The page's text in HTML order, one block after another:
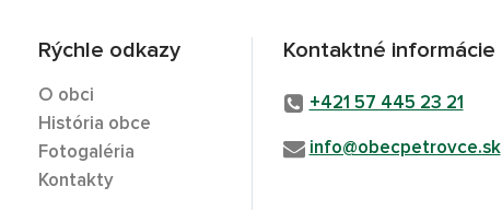
Rýchle odkazy
O obci
História obce
Fotogaléria
Kontakty
Kontaktné informácie
+421 57 445 23 21
info@obecpetrovce.sk